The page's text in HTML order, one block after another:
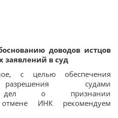
доводов истцов
заявлений в суд
с целью обеспечения
судами
дел о признании
ИНК рекомендуем